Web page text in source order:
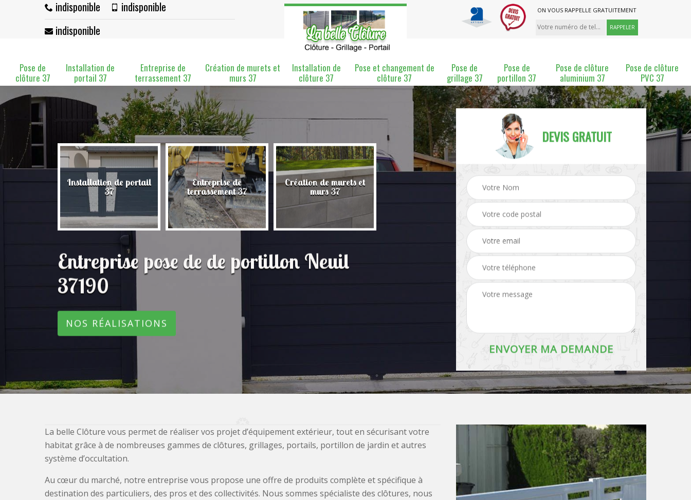
indisponible
indisponible
indisponible
ON VOUS RAPPELLE GRATUITEMENT
Pose de
clôture 37
Installation de
portail 37
Entreprise de
terrassement 37
Création de murets et
murs 37
Installation de
clôture 37
Pose et changement de
clôture 37
Pose de
grillage 37
Pose de
portillon 37
Pose de clôture
aluminium 37
Pose de clôture
PVC 37
Installation de portail
37
Entreprise de
terrassement 37
Création de murets et
murs 37
Installation de clôture Pose et changement de Pose de grillage 37
Entreprise pose de de portillon Neuil
37190
NOS RÉALISATIONS
DEVIS GRATUIT
La belle Clôture vous permet de réaliser vos projet d’équipement extérieur, tout en sécurisant votre
habitat grâce à de nombreuses gammes de clôtures, grillages, portails, portillon de jardin et autres
système d’occultation.
Au cœur du marché, notre entreprise vous propose une offre de produits complète et spécifique à
destination des particuliers, des pros et des collectivités. Nous sommes spécialiste des clôtures, nous